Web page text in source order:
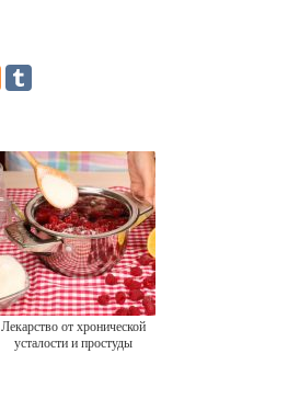
Лекарство от хронической
усталости и простуды